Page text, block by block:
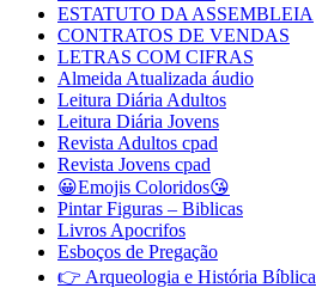
ESTATUTO DA ASSEMBLEIA
CONTRATOS DE VENDAS
LETRAS COM CIFRAS
Almeida Atualizada áudio
Leitura Diária Adultos
Leitura Diária Jovens
Revista Adultos cpad
Revista Jovens cpad
😀Emojis Coloridos😘
Pintar Figuras – Biblicas
Livros Apocrifos
Esboços de Pregação
👉 Arqueologia e História Bíblica